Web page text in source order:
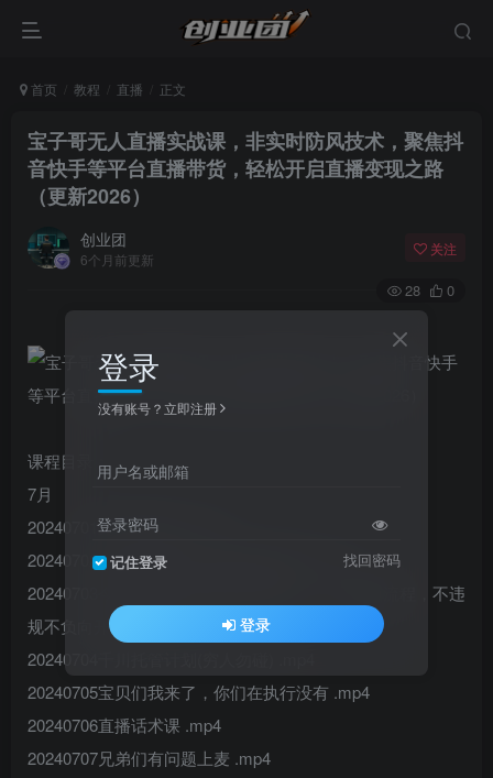
首页 教程 直播 正文
宝子哥无人直播实战课，非实时防风技术，聚焦抖
音快手等平台直播带货，轻松开启直播变现之路
（更新2026）
创业团
6个月前更新
关注
28 0
课程目录：
7月
20240701无人新时代 .mp4
20240702无人细节播法+OBS推流手机 .mp4
20240703今晚更新全站免费开通及玩法 ，短视频流程，不违
规不负向开播方式 .mp4
20240704千川托管计划(穷人勿碰) .mp4
20240705宝贝们我来了，你们在执行没有 .mp4
20240706直播话术课 .mp4
20240707兄弟们有问题上麦 .mp4
登录
没有账号？立即注册
用户名或邮箱
登录密码
记住登录 找回密码
登录